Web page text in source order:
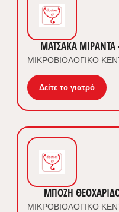
ΜΑΤΣΑΚΑ ΜΙΡΑΝΤΑ
ΜΙΚΡΟΒΙΟΛΟΓΙΚΟ
Δείτε το γιατρό
ΜΠΟΖΗ
ΜΙΚΡΟΒΙΟΛΟΓΙΚΟ